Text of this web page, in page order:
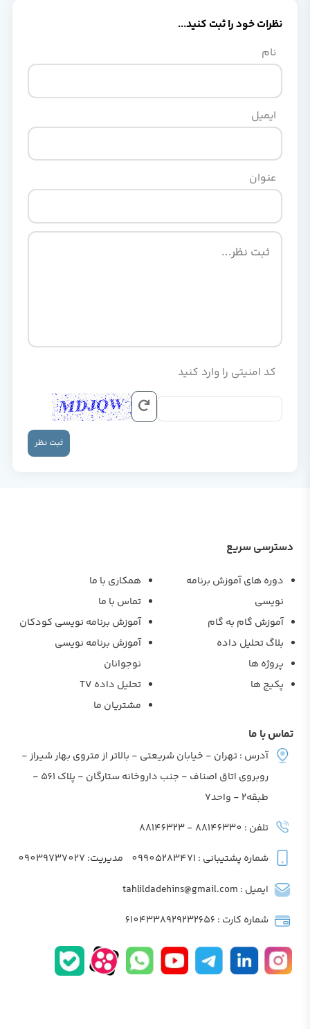
نظرات خود را ثبت کنید...
نام
ایمیل
عنوان
کد امنیتی را وارد کنید
ثبت نظر
دسترسی سریع
دوره های آموزش برنامه
نویسی
آموزش گام به گام
بلاگ تحلیل داده
پروژه ها
پکیج ها
همکاری با ما
تماس با ما
آموزش برنامه نویسی کودکان
آموزش برنامه نویسی
نوجوانان
تحلیل داده TV
مشتریان ما
تماس با ما
آدرس : تهران - خیابان شریعتی - بالاتر از متروی بهار شیراز -
روبروی اتاق اصناف - جنب داروخانه ستارگان - پلاک 561 -
طبقه2 - واحد7
تلفن : 88146330 - 88146323
شماره پشتیبانی : 09905283471 مدیریت: 09039737027
ایمیل : tahlildadehins@gmail.com
شماره کارت : 6104338929232656